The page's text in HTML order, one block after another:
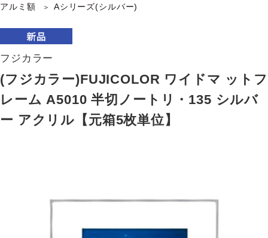
アルミ額
Aシリーズ(シルバー)
フジカラー
(フジカラー)FUJICOLOR ワイドマ ットフ
レーム A5010 半切ノートリ・135 シルバ
ー アクリル【元箱5枚単位】